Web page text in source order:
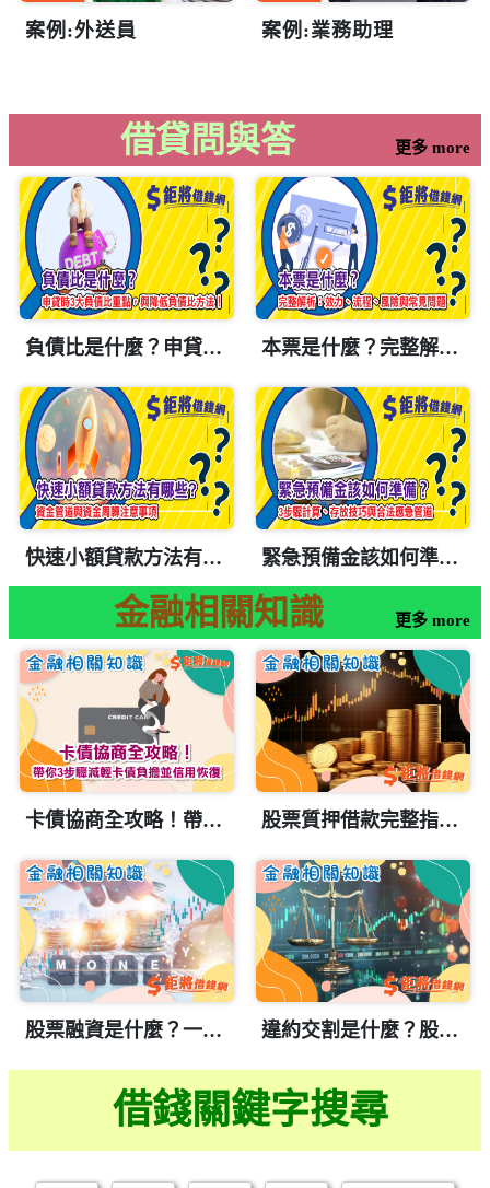
案例:外送員 案例:業務助理
借貸問與答 更多 more
負債比是什麼？申貸時3大負債比重點，與降低負債比方法！ 本票是什麼？完整解析：效力、流程、風險與常見問題
快速小額貸款方法有哪些? 資金管道與資金周轉注意事項 緊急預備金該如何準備？3步驟計算、存放技巧與合法應急管道
金融相關知識 更多 more
卡債協商全攻略！帶你3步驟減輕卡債負擔並信用恢復 股票質押借款完整指南：教你如何用股票變現金，快速解決資金週轉需求
股票融資是什麼？一篇搞懂運作原理、風險與申請資格 違約交割是什麼？股市投資人必懂的風險與避險技巧
借錢關鍵字搜尋